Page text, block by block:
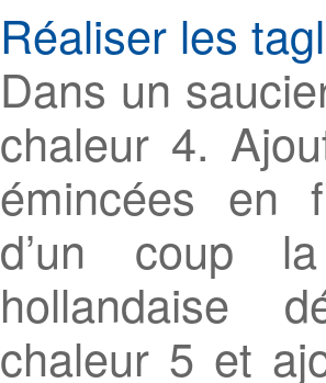
Réaliser les
Dans un
chaleur 4.
émincées en
d’un coup
hollandaise
chaleur 5 et